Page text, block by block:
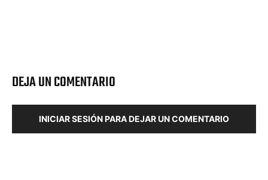
DEJA UN COMENTARIO
INICIAR SESIÓN PARA DEJAR UN COMENTARIO